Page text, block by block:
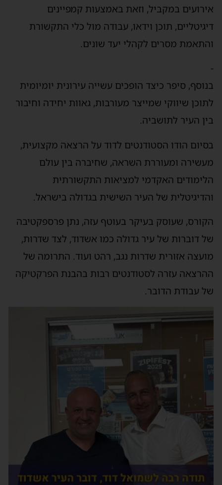
אירועים במקביל, וזאת באמצעות קמפיינים
דיגיטליים, תוכן וידאו, עבודה מול כלי התקשורת
והתאמת מסרים לקהלי יעד שונים.
-
בנוסף, סיפר כיצד הופכים עשייה עירונית יומיומית
לתוכן שיווקי שמייצר מעורבות, גאוות יחידה וחיבור
בין העיר לתושביה.
בסיום הודו הסטודנטים לדוד על הרצאה מקצועית,
מעשירה ומעוררת השראה, שחיברה בין עולם
הלימודים האקדמי למציאות התקשורתית
והדיגיטלית של העיר השישית בגדולה בישראל.
הקורס, שעוסק בעיקר בעוטף עזה, נתן פרספקטיבה
של דוברות של עיר גדולה כמו אשדוד, לצד שדרות,
מועצה אזורית שדרות נגב, רהט ועוד. התרומה של
ההרצאה עזרה לסטודנטים רבות בהבנת הפרקטיקה
של עבודת הדובר.